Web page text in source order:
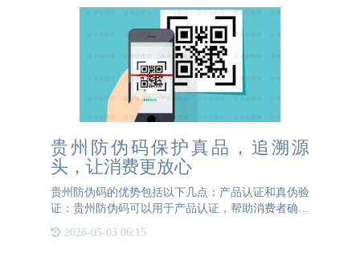
贵州防伪码保护真品，追溯源
头，让消费更放心
贵州防伪码的优势包括以下几点：产品认证和真伪验
证：贵州防伪码可以用于产品认证，帮助消费者确认
防伪码，验证产品是否为正品。反假冒和防伪能力：
2026-05-03 06:15